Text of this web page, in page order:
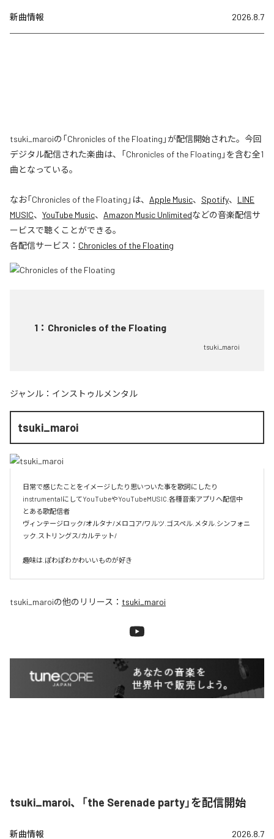
新曲情報 2026.8.7
tsuki_maroiの「Chronicles of the Floating」が配信開始された。今回
デジタル配信された楽曲は、「Chronicles of the Floating」を含む全1
曲となっている。
なお「Chronicles of the Floating 」は、 Apple Music、 Spotify、 LINE
MUSIC、 YouTube Music、 Amazon Music Unlimitedなどの音楽配信サ
ービスで聴くことができる。
各配信サービス： Chronicles of the Floating
1 ： Chronicles of the Floating
tsuki_maroi
ジャンル： インストゥルメンタル
tsuki_maroi
日常で感じたことをイメージしたり思いついた事を歌詞にしたり
instrumentalにしてYouTubeやYouTubeMUSIC.各種音楽アプリへ配信中
とある歌配信者
ヴィンテージロック/オルタナ/メロコア/ワルツ.ゴスペル.メタル.シンフォニ
ック.ストリングス/カルテット/
趣味は.ぽわぽわかわいいものが好き
tsuki_maroiの他のリリース： tsuki_maroi
tsuki_maroi、「the Serenade party」を配信開始
新曲情報 2026.8.7